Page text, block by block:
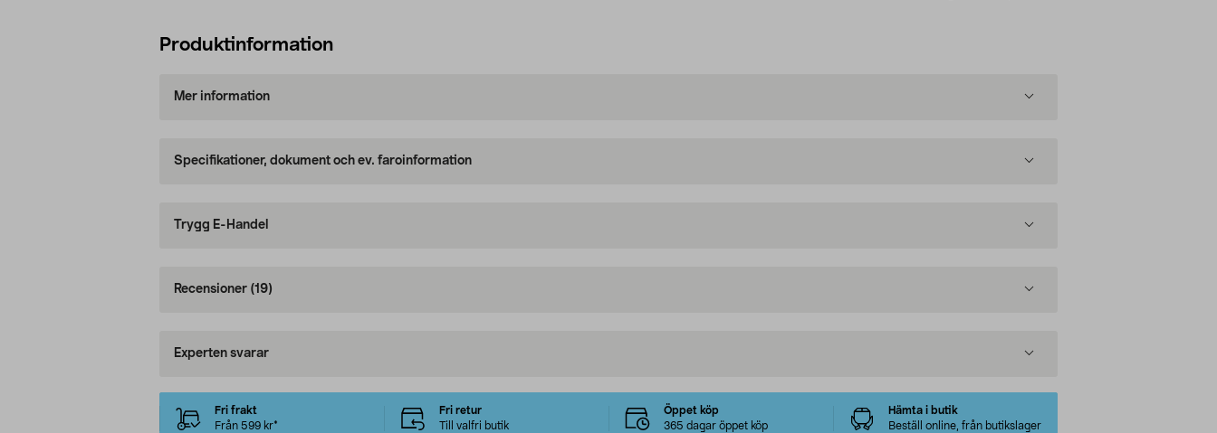
Produktinformation
Mer information
Specifikationer, dokument och ev. faroinformation
Trygg E-Handel
Recensioner (19)
Experten svarar
Fri frakt
Från 599 kr*
Fri retur
Till valfri butik
Öppet köp
365 dagar öppet köp
Hämta i butik
Beställ online, från butikslager